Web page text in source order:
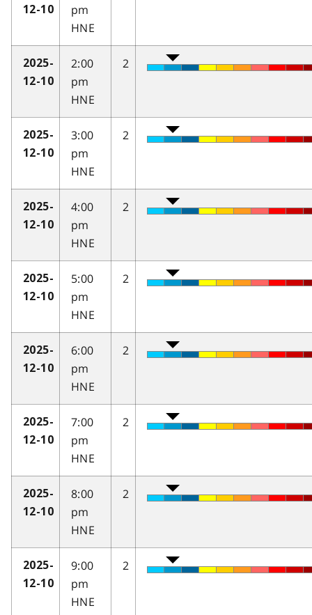
12-10
pm
HNE
2025-
12-10
2:00
pm
HNE
2
2025-
12-10
3:00
pm
HNE
2
2025-
12-10
4:00
pm
HNE
2
2025-
12-10
5:00
pm
HNE
2
2025-
12-10
6:00
pm
HNE
2
2025-
12-10
7:00
pm
HNE
2
2025-
12-10
8:00
pm
HNE
2
2025-
12-10
9:00
pm
HNE
2